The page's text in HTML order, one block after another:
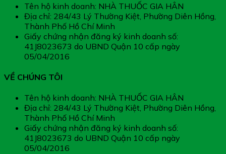
Tên hộ kinh doanh: NHÀ THUỐC GIA HÂN
Địa chỉ: 284/43 Lý Thường Kiệt, Phường Diên Hồng,
Thành Phố Hồ Chí Minh
Giấy chứng nhận đăng ký kinh doanh số:
41J8023673 do UBND Quận 10 cấp ngày
05/04/2016
VỀ CHÚNG TÔI
Tên hộ kinh doanh: NHÀ THUỐC GIA HÂN
Địa chỉ: 284/43 Lý Thường Kiệt, Phường Diên Hồng,
Thành Phố Hồ Chí Minh
Giấy chứng nhận đăng ký kinh doanh số:
41J8023673 do UBND Quận 10 cấp ngày
05/04/2016